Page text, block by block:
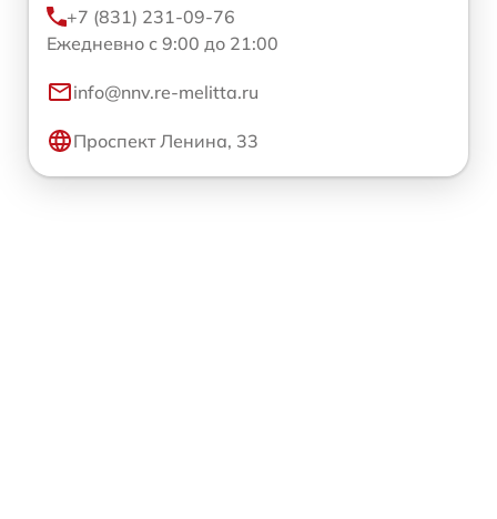
+7 (831) 231-09-76
Ежедневно с 9:00 до 21:00
info@nnv.re-melitta.ru
Проспект Ленина, 33